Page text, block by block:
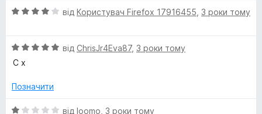
з
О
н
к
4
5
від Користувач Firefox 17916455 3 роки тому
О
ц
н
а
від ChrisJr4Eva87, 3 роки тому
C x
Позначити
О від loomo 3 роки тому